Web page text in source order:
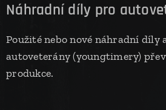
Náhradní díly pro
Použité nebo nové náhradní
autoveterány (youngtimery)
produkce.